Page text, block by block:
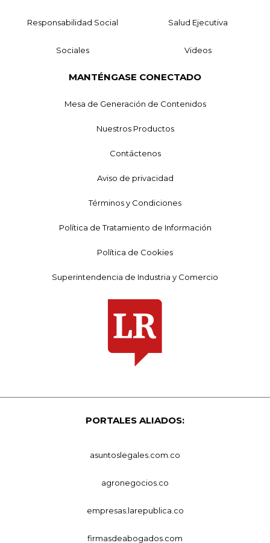
Responsabilidad Social Salud Ejecutiva
Sociales Videos
MANTÉNGASE CONECTADO
Mesa de Generación de Contenidos
Nuestros Productos
Contáctenos
Aviso de privacidad
Términos y Condiciones
Política de Tratamiento de Información
Política de Cookies
Superintendencia de Industria y Comercio
PORTALES ALIADOS:
asuntoslegales.com.co
agronegocios.co
empresas.larepublica.co
firmasdeabogados.com